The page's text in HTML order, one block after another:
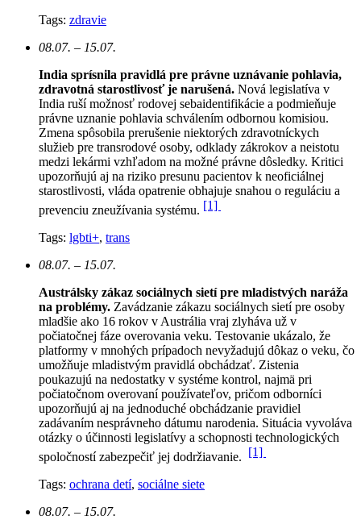
Tags: zdravie
08.07. – 15.07.
India sprísnila pravidlá pre právne uznávanie pohlavia,
zdravotná starostlivosť je narušená. Nová legislatíva v
India ruší možnosť rodovej sebaidentifikácie a podmieňuje
právne uznanie pohlavia schválením odbornou komisiou.
Zmena spôsobila prerušenie niektorých zdravotníckych
služieb pre transrodové osoby, odklady zákrokov a neistotu
medzi lekármi vzhľadom na možné právne dôsledky. Kritici
upozorňujú aj na riziko presunu pacientov k neoficiálnej
starostlivosti, vláda opatrenie obhajuje snahou o reguláciu a
prevenciu zneužívania systému. [1]
Tags: lgbti+, trans
08.07. – 15.07.
Austrálsky zákaz sociálnych sietí pre mladistvých naráža
na problémy. Zavádzanie zákazu sociálnych sietí pre osoby
mladšie ako 16 rokov v Austrália vraj zlyháva už v
počiatočnej fáze overovania veku. Testovanie ukázalo, že
platformy v mnohých prípadoch nevyžadujú dôkaz o veku, čo
umožňuje mladistvým pravidlá obchádzať. Zistenia
poukazujú na nedostatky v systéme kontrol, najmä pri
počiatočnom overovaní používateľov, pričom odborníci
upozorňujú aj na jednoduché obchádzanie pravidiel
zadávaním nesprávneho dátumu narodenia. Situácia vyvoláva
otázky o účinnosti legislatívy a schopnosti technologických
spoločností zabezpečiť jej dodržiavanie. [1]
Tags: ochrana detí, sociálne siete
08.07. – 15.07.